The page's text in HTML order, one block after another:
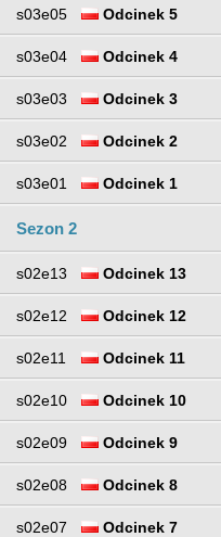
s03e05 Odcinek 5
s03e04 Odcinek 4
s03e03 Odcinek 3
s03e02 Odcinek 2
s03e01 Odcinek 1
Sezon 2
s02e13 Odcinek 13
s02e12 Odcinek 12
s02e11 Odcinek 11
s02e10 Odcinek 10
s02e09 Odcinek 9
s02e08 Odcinek 8
s02e07 Odcinek 7